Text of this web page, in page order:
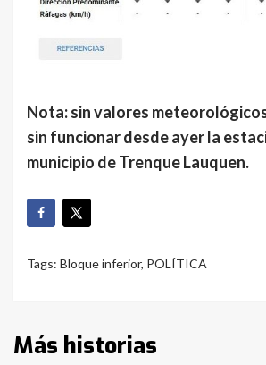
Nota: sin valores
sin funcionar desde ayer la
municipio de Trenque Lauquen.
Tags: Bloque inferior, POLÍTICA
Más historias